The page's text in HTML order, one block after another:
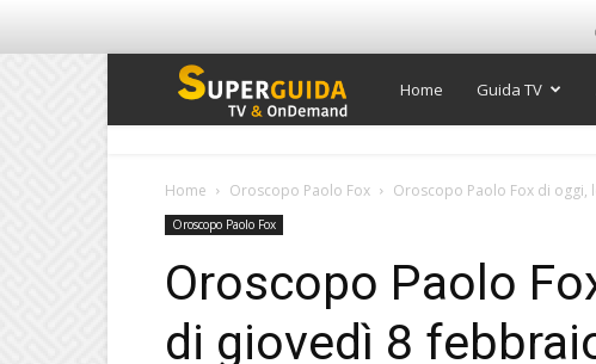
Super
Home Guida TV
Home Oroscopo Paolo Fox Oroscopo Paolo Fox di
Oroscopo Paolo Fox
Oroscopo Paolo
di giovedì 8